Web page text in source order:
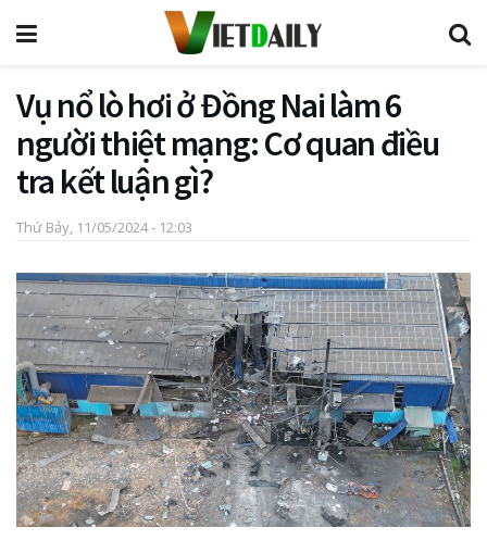
Vụ nổ lò hơi ở Đồng Nai làm 6
người thiệt mạng: Cơ quan điều
tra kết luận gì?
Thứ Bảy, 11/05/2024 - 12:03